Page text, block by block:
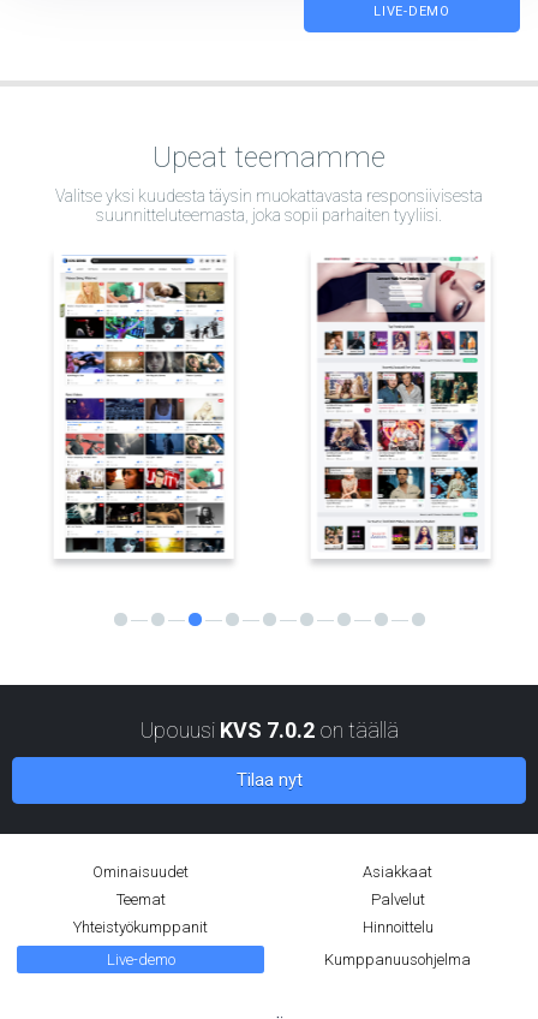
LIVE-DEMO
Upeat teemamme
Valitse yksi kuudesta täysin muokattavasta responsiivisesta
suunnitteluteemasta, joka sopii parhaiten tyyliisi.
Upouusi KVS 7.0.2on täällä
Tilaa nyt
Ominaisuudet
Asiakkaat
Teemat
Palvelut
Yhteistyökumppanit
Hinnoittelu
Live-demo
Kumppanuusohjelma